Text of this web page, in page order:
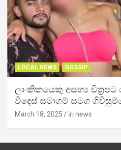
LOCAL NEWS GOSSIP
ලාංකිකයෙකු අසභ්‍ය
විදෙස් සමාගම් සමග
March 18, 2025 iri news